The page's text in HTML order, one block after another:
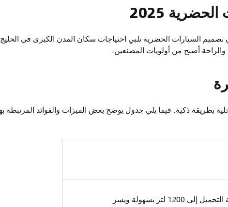
2025
جديدة في تصميم السيارات الحضرية تلبي احتياجات سكان المدن الكبرى في الخليج
والراحة أصبح من أولويات المصنعين.
بطريقة ذكية. فيما يلي جدول يوضح بعض الميزات والفوائد المرتبطة
1200 لتر بسهولة ويسر